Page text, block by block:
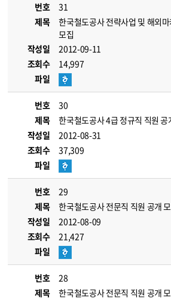
번호
31
제목
한국철도공사 전략사업 및 해외
모집
작성일
2012-09-11
조회수
14,997
파일
번호
30
제목
한국철도공사 4급 정규직 직원 공
작성일
2012-08-31
조회수
37,309
파일
번호
29
제목
한국철도공사 전문직 직원 공개
작성일
2012-08-09
조회수
21,427
파일
번호
28
제목
한국철도공사 전문직 직원 공개